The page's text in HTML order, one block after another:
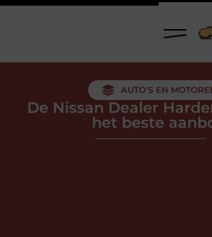
AUTO'S EN
De Nissan Dealer
het beste